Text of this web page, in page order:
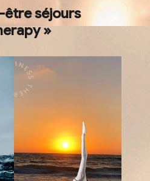
être séjours
»